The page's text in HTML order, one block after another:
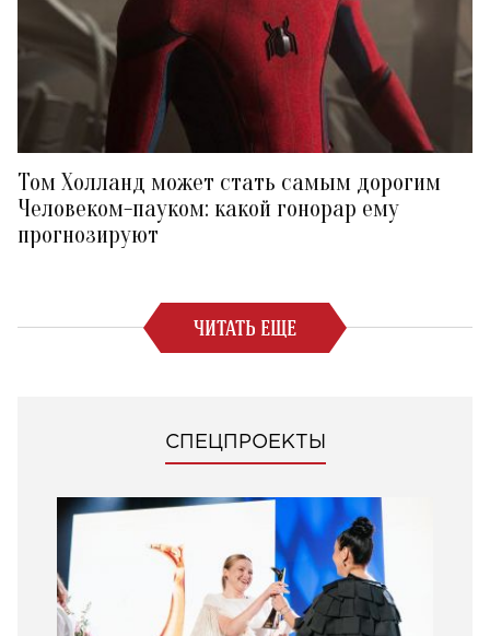
Том Холланд может стать самым дорогим
Человеком-пауком: какой гонорар ему
прогнозируют
ЧИТАТЬ ЕЩЕ
СПЕЦПРОЕКТЫ